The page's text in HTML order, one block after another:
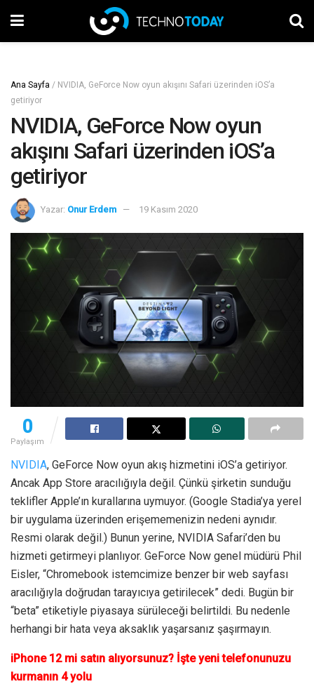
Ana Sayfa / NVIDIA, GeForce Now oyun akışını Safari üzerinden iOS’a
getiriyor
NVIDIA, GeForce Now oyun
akışını Safari üzerinden iOS’a
getiriyor
Yazar: Onur Erdem 19 Kasım 2020
0
Paylaşım
NVIDIA, GeForce Now oyun akış hizmetini iOS’a getiriyor.
Ancak App Store aracılığıyla değil. Çünkü şirketin sunduğu
teklifler Apple’ın kurallarına uymuyor. (Google Stadia’ya yerel
bir uygulama üzerinden erişememenizin nedeni aynıdır.
Resmi olarak değil.) Bunun yerine, NVIDIA Safari’den bu
hizmeti getirmeyi planlıyor. GeForce Now genel müdürü Phil
Eisler, “Chromebook istemcimize benzer bir web sayfası
aracılığıyla doğrudan tarayıcıya getirilecek” dedi. Bugün bir
“beta” etiketiyle piyasaya sürüleceği belirtildi. Bu nedenle
herhangi bir hata veya aksaklık yaşarsanız şaşırmayın.
iPhone 12 mi satın alıyorsunuz? İşte yeni telefonunuzu
kurmanın 4 yolu